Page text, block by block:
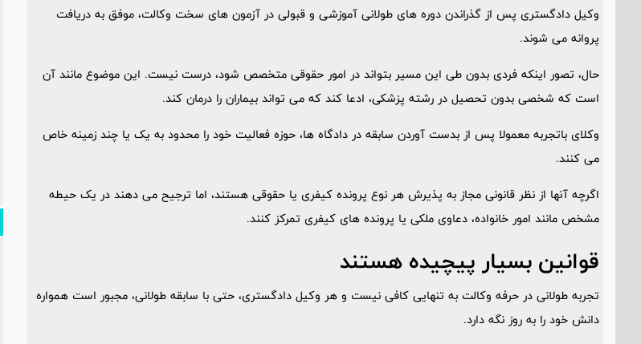
وکیل دادگستری پس از گذراندن دوره های طولانی آموزشی و قبولی در آزمون های سخت وکالت، موفق به دریافت
پروانه می شوند.
حال، تصور اینکه فردی بدون طی این مسیر بتواند در امور حقوقی متخصص شود، درست نیست. این موضوع مانند آن
است که شخصی بدون تحصیل در رشته پزشکی، ادعا کند که می تواند بیماران را درمان کند.
وکلای باتجربه معمولا پس از بدست آوردن سابقه در دادگاه ها، حوزه فعالیت خود را محدود به یک یا چند زمینه خاص
می کنند.
اگرچه آنها از نظر قانونی مجاز به پذیرش هر نوع پرونده کیفری یا حقوقی هستند، اما ترجیح می دهند در یک حیطه
مشخص مانند امور خانواده، دعاوی ملکی یا پرونده های کیفری تمرکز کنند.
قوانین بسیار پیچیده هستند
تجربه طولانی در حرفه وکالت به تنهایی کافی نیست و هر وکیل دادگستری، حتی با سابقه طولانی، مجبور است همواره
دانش خود را به روز نگه دارد.